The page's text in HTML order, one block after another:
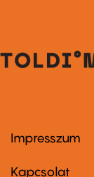
Footer
first
Impresszum
Kapcsolat